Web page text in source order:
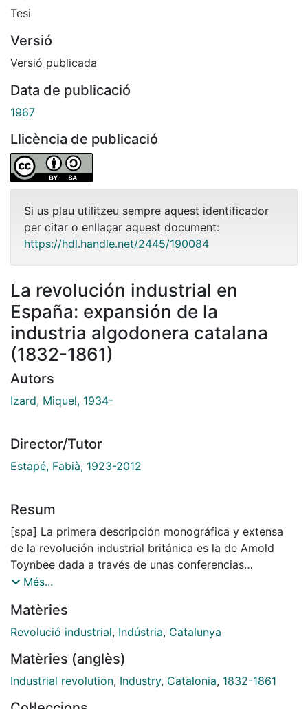
Tesi
Versió
Versió publicada
Data de publicació
1967
Llicència de publicació
Si us plau utilitzeu sempre aquest identificador
per citar o enllaçar aquest document:
https://hdl.handle.net/2445/190084
La revolución industrial en
España: expansión de la
industria algodonera catalana
(1832-1861)
Autors
Izard, Miquel, 1934-
Director/Tutor
Estapé, Fabià, 1923-2012
Resum
[spa] La primera descripción monográfica y extensa
de la revolución industrial británica es la de Amold
Toynbee dada a través de unas conferencias
publicadas postumamente en 1884, en las que
la industria británica a finales del siglo XVIII y
principios del XIX, haciendo especial hincapié en los
Posteriormente el tema mereció poca atención por
parte de los historiadores y sólo aparecieron algunos
Més...
Matèries
Revolució industrial, Indústria, Catalunya
Matèries (anglès)
Industrial revolution, Industry, Catalonia, 1832-1861